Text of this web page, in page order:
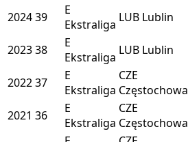
202439
E
Ekstraliga LUB Lublin
202338
E
Ekstraliga LUB Lublin
202237
E
Ekstraliga
CZE
Częstochowa
2021 36
E
Ekstraliga
CZE
Częstochowa